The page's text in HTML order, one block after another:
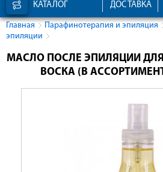
КАТАЛОГ ДОСТАВКА
Главная Парафинотерапия и эпиляция
эпиляции
МАСЛО ПОСЛЕ ЭПИЛЯЦИИ
ВОСКА (В